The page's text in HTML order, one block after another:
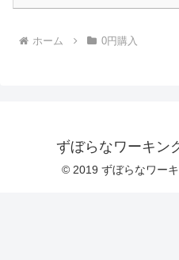
ホーム 0円購入
ずぼらなワーキン
© 2019 ずぼらなワー